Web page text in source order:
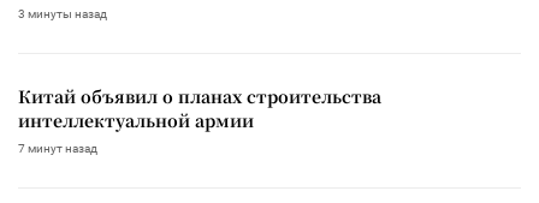
3 минуты назад
Китай объявил о планах строительства
интеллектуальной армии
7 минут назад